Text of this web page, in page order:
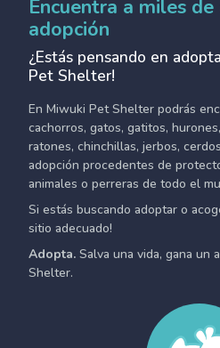
Encuentra a miles
adopción
¿Estás pensando en
Pet Shelter!
En Miwuki Pet Shelter podrás
cachorros, gatos, gatitos,
ratones, chinchillas, jerbos,
adopción procedentes de
animales o perreras de todo el
Si estás buscando adoptar o
sitio adecuado!
Adopta. Salva una vida, gana un
Shelter.